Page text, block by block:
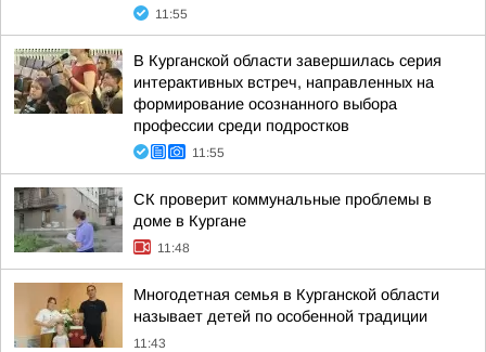
11:55
В Курганской области завершилась серия
интерактивных встреч, направленных на
формирование осознанного выбора
профессии среди подростков
11:55
CК проверит коммунальные проблемы в
доме в Кургане
11:48
Многодетная семья в Курганской области
называет детей по особенной традиции
11:43